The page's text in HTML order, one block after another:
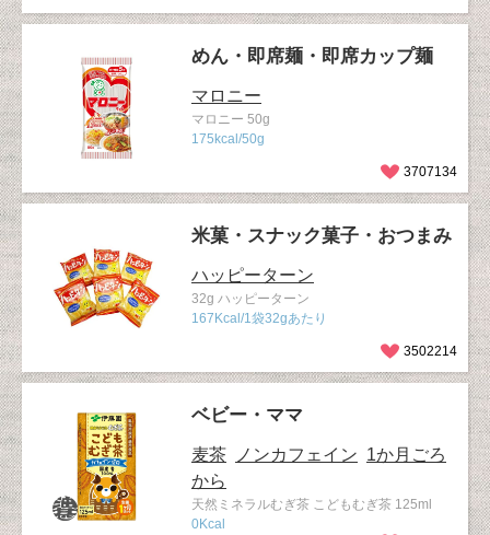
めん・即席麺・即席カップ麺
マロニー
マロニー 50g
175kcal/50g
3707134
米菓・スナック菓子・おつまみ
ハッピーターン
32g ハッピーターン
167Kcal/1袋32gあたり
3502214
ベビー・ママ
麦茶 ノンカフェイン 1か月ごろ
から
天然ミネラルむぎ茶 こどもむぎ茶 125ml
0Kcal